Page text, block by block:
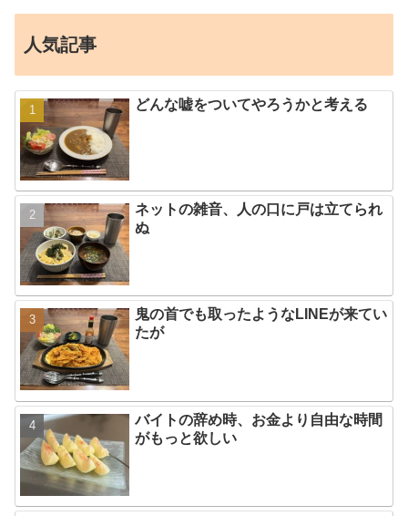
人気記事
どんな嘘をついてやろうかと考える
ネットの雑音、人の口に戸は立てられ
ぬ
鬼の首でも取ったようなLINEが来てい
たが
バイトの辞め時、お金より自由な時間
がもっと欲しい